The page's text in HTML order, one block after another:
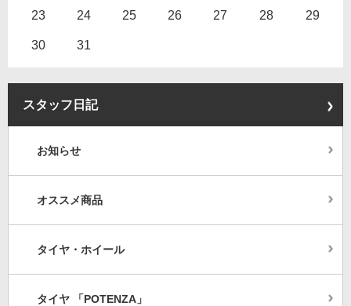
23 24 25 26 27 28 29
30 31
スタッフ日記
お知らせ
オススメ商品
タイヤ・ホイール
タイヤ 「POTENZA」